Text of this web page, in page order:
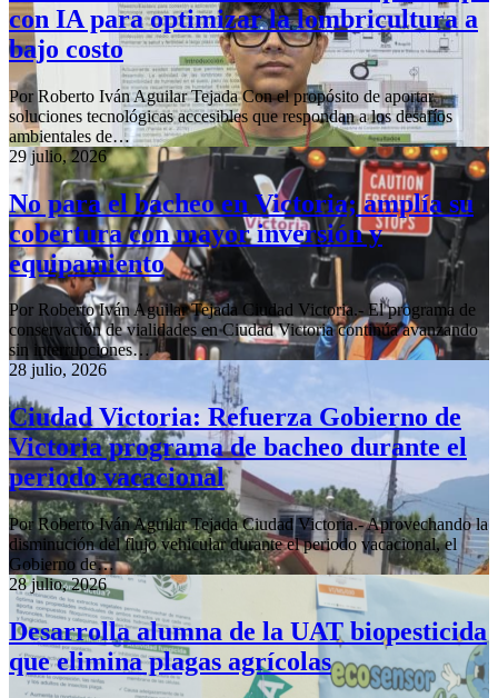
con IA para optimizar la lombricultura a
bajo costo
Por Roberto Iván Aguilar Tejada Con el propósito de aportar
soluciones tecnológicas accesibles que respondan a los desafíos
ambientales de…
29 julio, 2026
No para el bacheo en Victoria; amplía su
cobertura con mayor inversión y
equipamiento
Por Roberto Iván Aguilar Tejada Ciudad Victoria.- El programa de
conservación de vialidades en Ciudad Victoria continúa avanzando
sin interrupciones…
28 julio, 2026
Ciudad Victoria: Refuerza Gobierno de
Victoria programa de bacheo durante el
periodo vacacional
Por Roberto Iván Aguilar Tejada Ciudad Victoria.- Aprovechando la
disminución del flujo vehicular durante el periodo vacacional, el
Gobierno de…
28 julio, 2026
Desarrolla alumna de la UAT biopesticida
que elimina plagas agrícolas